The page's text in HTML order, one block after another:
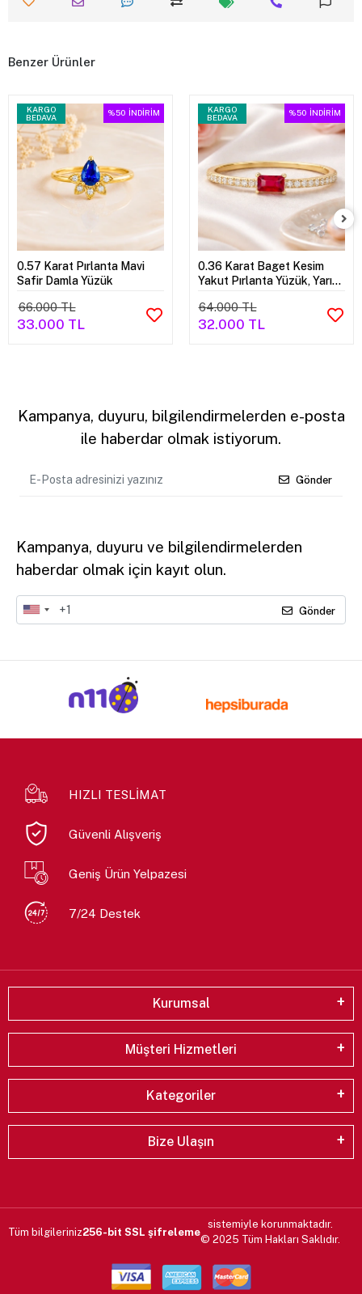
Benzer Ürünler
KARGO
BEDAVA
%50 İNDİRİM
0.57 Karat Pırlanta Mavi
Safir Damla Yüzük
66.000 TL
33.000 TL
KARGO
BEDAVA
%50 İNDİRİM
0.36 Karat Baget Kesim
Yakut Pırlanta Yüzük, Yarım
64.000 TL
32.000 TL
Kampanya, duyuru, bilgilendirmelerden e-posta
ile haberdar olmak istiyorum.
Gönder
Kampanya, duyuru ve bilgilendirmelerden
haberdar olmak için kayıt olun.
Gönder
HIZLI TESLİMAT
Güvenli Alışveriş
Geniş Ürün Yelpazesi
7/24 Destek
Kurumsal
Müşteri Hizmetleri
Kategoriler
Bize Ulaşın
Tüm bilgileriniz256-bit SSL şifreleme
sistemiyle korunmaktadır.
© 2025 Tüm Hakları Saklıdır.